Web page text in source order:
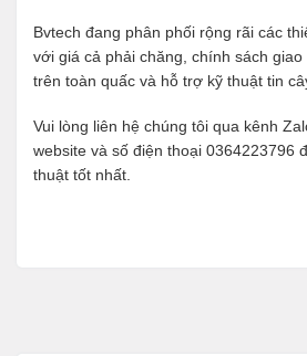
Bvtech đang phân phối rộng rãi các
với giá cả phải chăng, chính sách
trên toàn quấc và hỗ trợ kỹ thuật tin
Vui lòng liên hệ chúng tôi qua kênh
website và số điện thoại 0364223796
thuật tốt nhất.